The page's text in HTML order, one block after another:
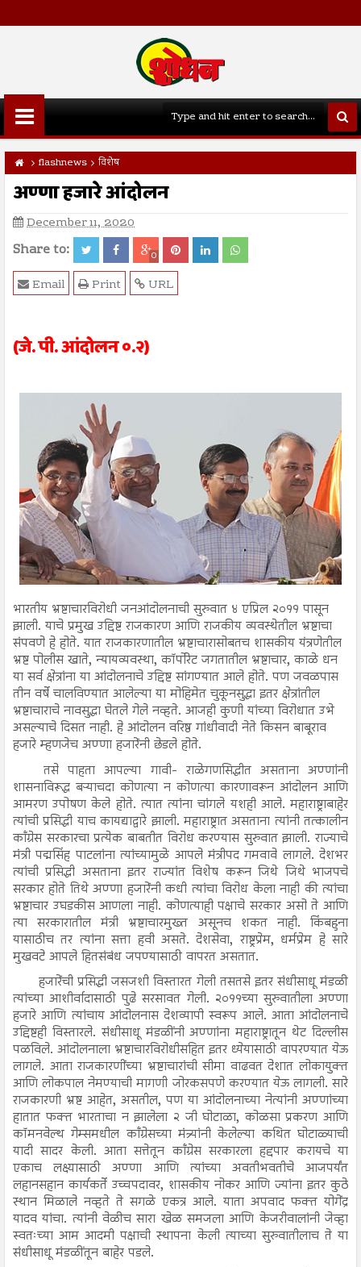
flashnews विशेष
अण्णा हजारे आंदोलन
December 11, 2020
Share to: 0
URL
Print
Email
(जे. पी. आंदोलन ०.२)
भारतीय भ्रष्टाचारविरोधी जनआंदोलनाची सुरुवात ४ एप्रिल २०११ पासून
झाली. याचे प्रमुख उद्दिष्ट राजकारण आणि राजकीय व्यवस्थेतील भ्रष्टाचा
संपवणे हे होते. यात राजकारणातील भ्रष्टाचारासोबतच शासकीय यंत्रणेतील
भ्रष्ट पोलीस खाते, न्यायव्यवस्था, कॉर्पोरेट जगतातील भ्रष्टाचार, काळे धन
या सर्व क्षेत्रांना या आंदोलनाचे उद्दिष्ट सांगण्यात आले होते. पण जवळपास
तीन वर्षे चालविण्यात आलेल्या या मोहिमेत चुकूनसुद्धा इतर क्षेत्रांतील
भ्रष्टाचाराचे नावसुद्धा घेतले गेले नव्हते. आजही कुणी यांच्या विरोधात उभे
असल्याचे दिसत नाही. हे आंदोलन वरिष्ठ गांधीवादी नेते किसन बाबूराव
हजारे म्हणजेच अण्णा हजारेंनी छेडले होते.
तसे पाहता आपल्या गावी- राळेगणसिद्धीत असताना अण्णांनी
शासनाविरूद्ध बऱ्याचदा कोणत्या न कोणत्या कारणावरून आंदोलन आणि
आमरण उपोषण केले होते. त्यात त्यांना चांगले यशही आले. महाराष्ट्राबाहेर
त्यांची प्रसिद्धी याच कायद्याद्वारे झाली. महाराष्ट्रात असताना त्यांनी तत्कालीन
काँग्रेस सरकारचा प्रत्येक बाबतीत विरोध करण्यास सुरुवात झाली. राज्याचे
मंत्री पद्मसिंह पाटलांना त्यांच्यामुळे आपले मंत्रीपद गमवावे लागले. देशभर
त्यांची प्रसिद्धी असताना इतर राज्यांत विशेष करून जिथे जिथे भाजपचे
सरकार होते तिथे अण्णा हजारेंनी कधी त्यांचा विरोध केला नाही की त्यांचा
भ्रष्टाचार उघडकीस आणला नाही. कोणत्याही पक्षाचे सरकार असो ते आणि
त्या सरकारातील मंत्री भ्रष्टाचारमुख्त असूनच शकत नाही. किंबहुना
यासाठीच तर त्यांना सत्ता हवी असते. देशसेवा, राष्ट्रप्रेम, धर्मप्रेम हे सारे
मुखवटे आपले हितसंबंध जपण्यासाठी वापरत असतात.
हजारेंची प्रसिद्धी जसजशी विस्तारत गेली तसतसे इतर संधीसाधू मंडळी
त्यांच्या आशीर्वादासाठी पुढे सरसावत गेली. २०११च्या सुरुवातीला अण्णा
हजारे आणि त्यांचाय आंदोलनास देशव्यापी स्वरूप आले. आता आंदोलनाचे
उद्दिष्टही विस्तारले. संधीसाधू मंडळींनी अण्णांना महाराष्ट्रातून थेट दिल्लीस
पळविले. आंदोलनाला भ्रष्टाचारविरोधीसहित इतर ध्येयासाठी वापरण्यात येऊ
लागले. आता राजकारणींच्या भ्रष्टाचारांची सीमा वाढवत देशात लोकायुक्त
आणि लोकपाल नेमण्याची मागणी जोरकसपणे करण्यात येऊ लागली. सारे
राजकारणी भ्रष्ट आहेत, असतील, पण या आंदोलनाच्या नेत्यांनी अण्णांच्या
हातात फक्त भारताचा न झालेला २ जी घोटाळा, कोळसा प्रकरण आणि
कॉमनवेल्थ गेम्समधील काँग्रेसच्या मंत्र्यांनी केलेल्या कथित घोटाळ्याची
यादी सादर केली. आता सत्तेतून काँग्रेस सरकारला हद्दपार करायचे या
एकाच लक्ष्यासाठी अण्णा आणि त्यांच्या अवतीभवतीचे आजपर्यंत
लहानसहान कार्यकर्ते उच्चपदावर, शासकीय नोकर आणि ज्यांना इतर कुठे
स्थान मिळाले नव्हते ते सगळे एकत्र आले. याता अपवाद फक्त योगेंद्र
यादव यांचा. त्यांनी वेळीच सारा खेळ समजला आणि केजरीवालांनी जेव्हा
स्वतःच्या आम आदमी पक्षाची स्थापना केली त्याच्या सुरुवातीलाच ते या
संधीसाधू मंडळींतून बाहेर पडले.